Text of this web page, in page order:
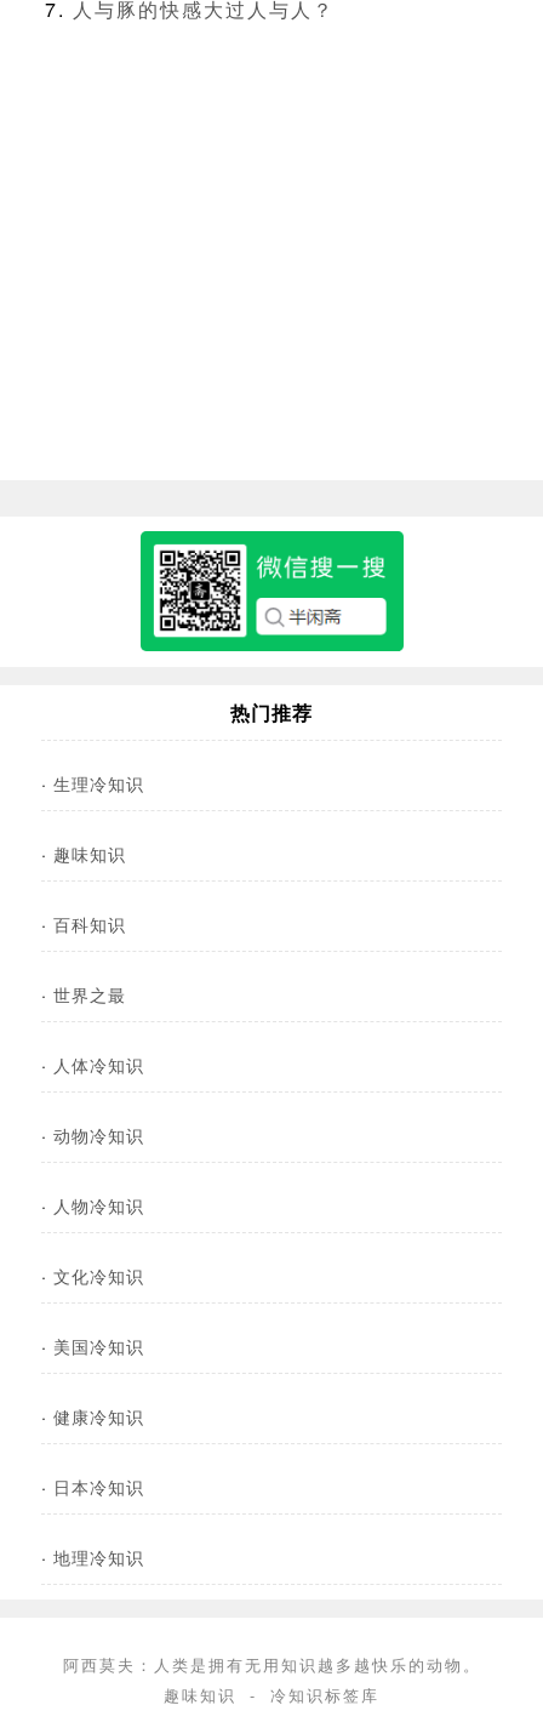
人与豚的快感大过人与人？
热门推荐
· 生理冷知识
· 趣味知识
· 百科知识
· 世界之最
· 人体冷知识
· 动物冷知识
· 人物冷知识
· 文化冷知识
· 美国冷知识
· 健康冷知识
· 日本冷知识
· 地理冷知识
阿西莫夫：人类是拥有无用知识越多越快乐的动物。
趣味知识
- 冷知识标签库